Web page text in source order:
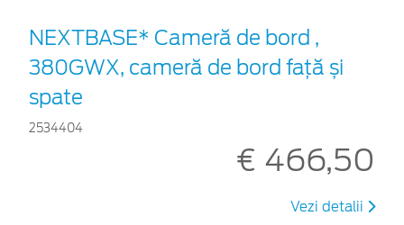
NEXTBASE* Cameră de bord ,
380GWX, cameră de bord față și
spate
2534404
€ 466,50
Vezi detalii